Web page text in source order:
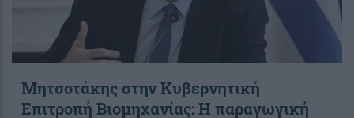
Μητσοτάκης στην Κυβερνητική
Επιτροπή Βιομηχανίας: Η παραγωγική